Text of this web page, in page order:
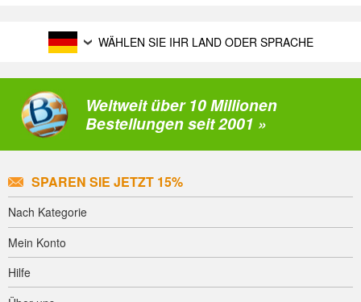
WÄHLEN SIE IHR LAND ODER SPRACHE
Weltweit über 10 Millionen
Bestellungen seit 2001 »
SPAREN SIE JETZT 15%
Nach Kategorie
Mein Konto
Hilfe